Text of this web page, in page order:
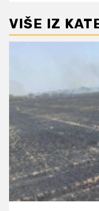
VIŠE IZ